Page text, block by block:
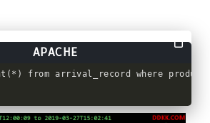
from arrival_record where